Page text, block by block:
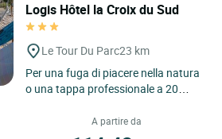
Logis Hôtel la Croix du Sud
Le Tour Du Parc23 km
Per una fuga di piacere nella natura
o una tappa professionale a 20
La Croix du Sud, hotel...
A partire da